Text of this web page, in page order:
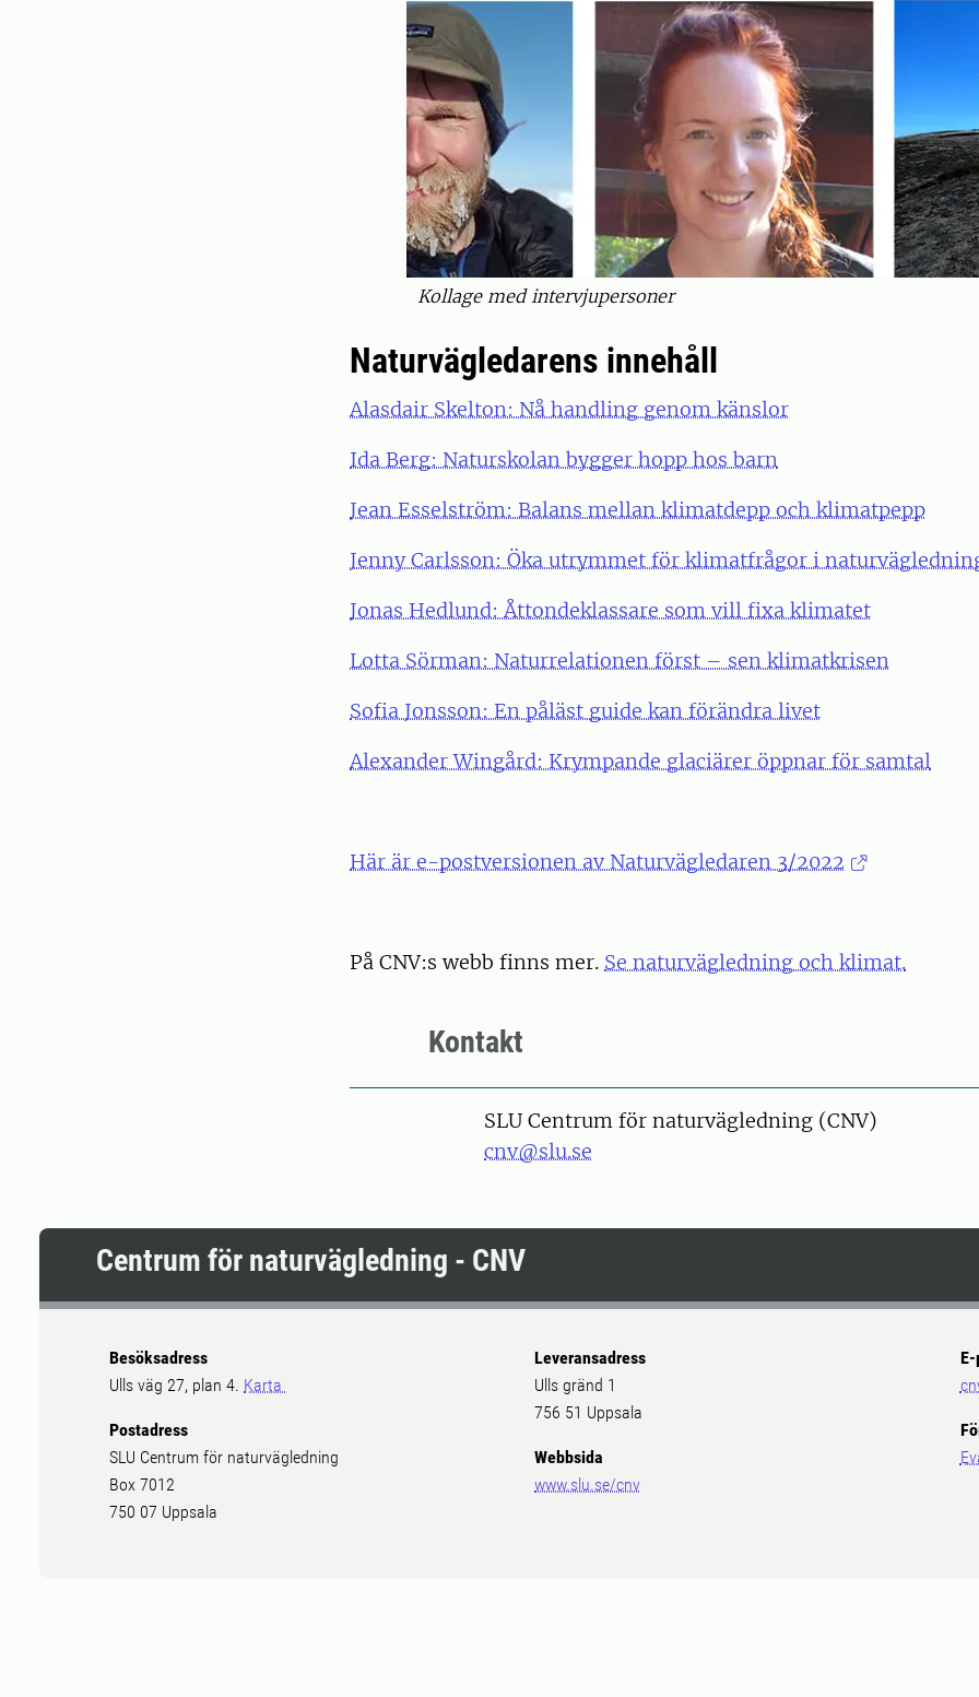
Kollage med intervjupersoner
Naturvägledarens innehåll
Alasdair Skelton: Nå handling genom känslor
Ida Berg: Naturskolan bygger hopp hos barn
Jean Esselström: Balans mellan klimatdepp och klimatpepp
Jenny Carlsson: Öka utrymmet för klimatfrågor i
Jonas Hedlund: Åttondeklassare som vill fixa klimatet
Lotta Sörman: Naturrelationen först – sen klimatkrisen
Sofia Jonsson: En påläst guide kan förändra livet
Alexander Wingård: Krympande glaciärer öppnar för samtal
Här är e-postversionen av Naturvägledaren 3/2022
På CNV:s webb finns mer. Se naturvägledning och klimat.
Kontakt
SLU Centrum för naturvägledning (CNV)
cnv@slu.se
Centrum för naturvägledning - CNV
Besöksadress
Ulls väg 27, plan 4. Karta
Postadress
SLU Centrum för naturvägledning
Box 7012
750 07 Uppsala
Leveransadress
Ulls gränd 1
756 51 Uppsala
Webbsida
www.slu.se/cnv